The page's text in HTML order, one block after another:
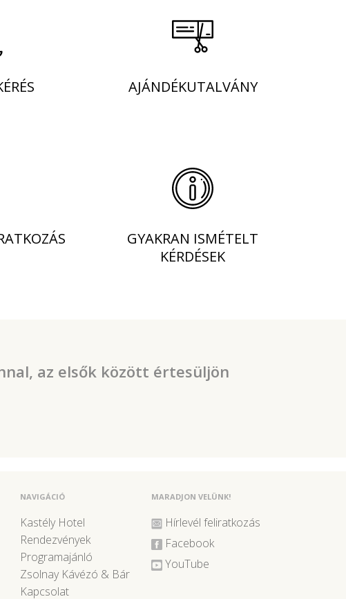
AJÁNDÉKUTALVÁNY
GYAKRAN ISMÉTELT
KÉRDÉSEK
az elsők között értesüljön
NAVIGÁCIÓ
Kastély Hotel
Rendezvények
Programajánló
Zsolnay Kávézó & Bár
Kapcsolat
MARADJON VELÜNK!
Hírlevél feliratkozás
Facebook
YouTube